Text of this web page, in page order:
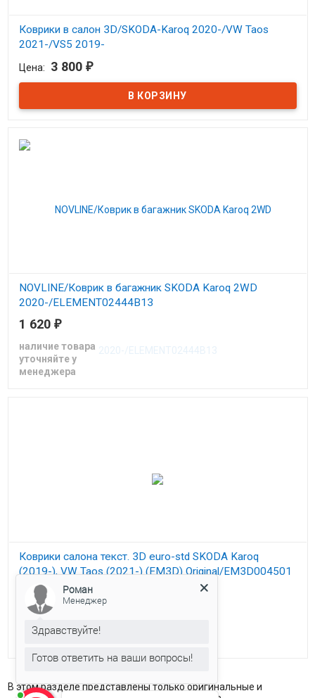
Коврики в салон 3D/SKODA-Karoq 2020-/VW Taos
2021-/VS5 2019-
В наличии
Цена: 3 800 ₽
NOVLINE/Коврик в багажник SKODA Karoq 2WD
2020-/ELEMENT02444B13
Коврик в багажник Шкода Карок c 2020
1 620 ₽
наличие товара
уточняйте у
менеджера
Коврики салона текст. 3D euro-std SKODA Karoq
(2019-), VW Taos (2021-) (EM3D) Original/EM3D004501
Ковры Евромат 3Д в салон для Шкода Карок с 2019
7 900
наличие товара
уточняйте у
В этом разделе представлены только оригинальные и
Роман
Менеджер
Здравствуйте!
Готов ответить на ваши вопросы!